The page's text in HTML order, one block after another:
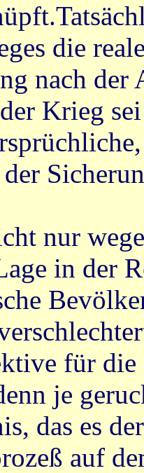
die
nach
Krieg
nur
in der
für
je
das es
auf